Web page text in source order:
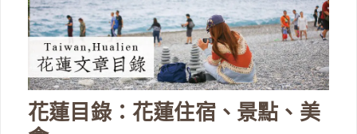
花蓮目錄：花蓮住宿、景點、美